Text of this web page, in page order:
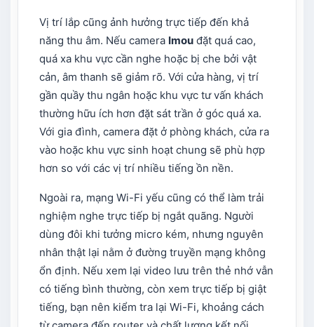
Vị trí lắp cũng ảnh hưởng trực tiếp đến khả
năng thu âm. Nếu camera Imou đặt quá cao,
quá xa khu vực cần nghe hoặc bị che bởi vật
cản, âm thanh sẽ giảm rõ. Với cửa hàng, vị trí
gần quầy thu ngân hoặc khu vực tư vấn khách
thường hữu ích hơn đặt sát trần ở góc quá xa.
Với gia đình, camera đặt ở phòng khách, cửa ra
vào hoặc khu vực sinh hoạt chung sẽ phù hợp
hơn so với các vị trí nhiều tiếng ồn nền.
Ngoài ra, mạng Wi-Fi yếu cũng có thể làm trải
nghiệm nghe trực tiếp bị ngắt quãng. Người
dùng đôi khi tưởng micro kém, nhưng nguyên
nhân thật lại nằm ở đường truyền mạng không
ổn định. Nếu xem lại video lưu trên thẻ nhớ vẫn
có tiếng bình thường, còn xem trực tiếp bị giật
tiếng, bạn nên kiểm tra lại Wi-Fi, khoảng cách